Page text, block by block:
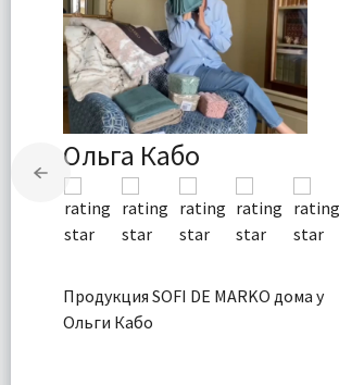
Ольга Кабо
Продукция SOFI DE MARKO дома у
Ольги Кабо